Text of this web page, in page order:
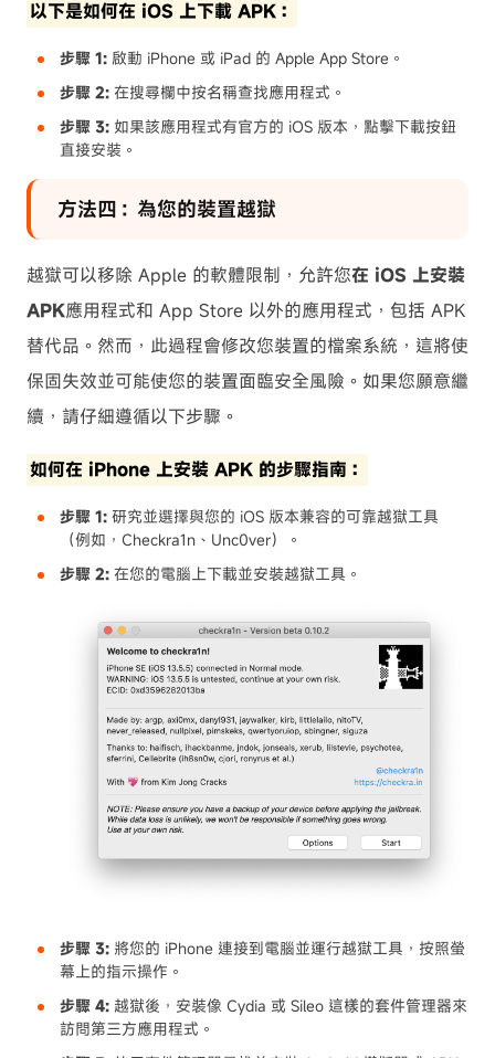
以下是如何在 iOS 上下載 APK：
步驟 1: 啟動 iPhone 或 iPad 的 Apple App Store。
步驟 2: 在搜尋欄中按名稱查找應用程式。
步驟 3: 如果該應用程式有官方的 iOS 版本，點擊下載按鈕
直接安裝。
方法四：為您的裝置越獄
越獄可以移除 Apple 的軟體限制，允許您在 iOS 上安裝
APK應用程式和 App Store 以外的應用程式，包括 APK
替代品。然而，此過程會修改您裝置的檔案系統，這將使
保固失效並可能使您的裝置面臨安全風險。如果您願意繼
續，請仔細遵循以下步驟。
如何在 iPhone 上安裝 APK 的步驟指南：
步驟 1: 研究並選擇與您的 iOS 版本兼容的可靠越獄工具
（例如，Checkra1n、Unc0ver）。
步驟 2: 在您的電腦上下載並安裝越獄工具。
步驟 3: 將您的 iPhone 連接到電腦並運行越獄工具，按照螢
幕上的指示操作。
步驟 4: 越獄後，安裝像 Cydia 或 Sileo 這樣的套件管理器來
訪問第三方應用程式。